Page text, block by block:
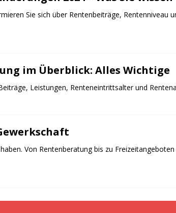
Sie sich über Rentenbeiträge, Rentenniveau
im Überblick: Alles Wichtige
Leistungen, Renteneintrittsalter und
Von Rentenberatung bis zu